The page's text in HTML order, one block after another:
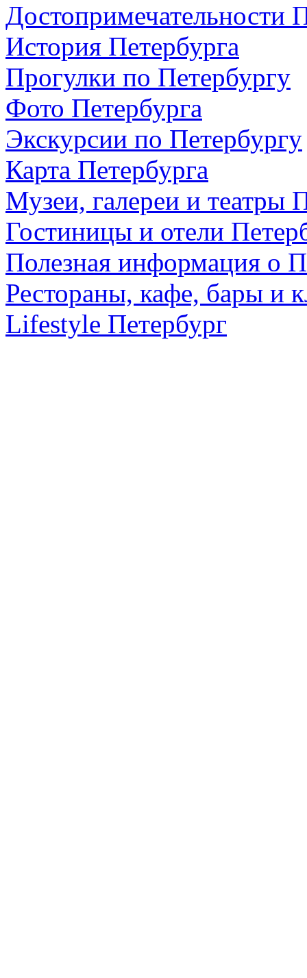
Достопримечательности
История Петербурга
Прогулки по Петербургу
Фото Петербурга
Экскурсии по Петербургу
Карта Петербурга
Музеи, галереи и театры
Гостиницы и отели
Полезная информация о
Рестораны, кафе, бары и
Lifestyle Петербург